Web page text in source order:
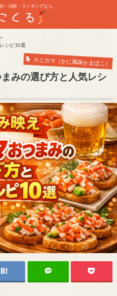
・比較・ランキングなら
シピ10選
カニカマ（かに風味かまぼこ）
みの選び方と人気レシ